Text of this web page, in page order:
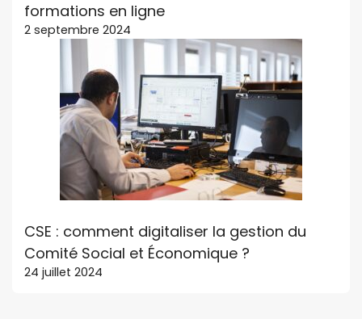
formations en ligne
2 septembre 2024
CSE : comment digitaliser la gestion du
Comité Social et Économique ?
24 juillet 2024